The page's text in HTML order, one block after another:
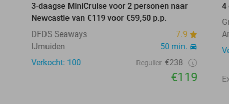
3-daagse MiniCruise voor 2 personen naar
Newcastle van €119 voor €59,50 p.p.
DFDS Seaways
7.9
IJmuiden
50 min.
Verkocht: 100
Regulier €238
€119
4